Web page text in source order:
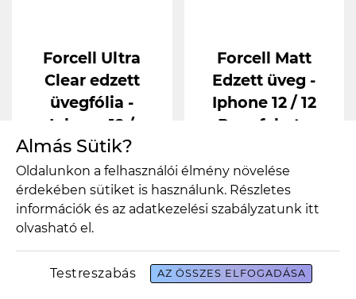
Forcell Ultra
Clear edzett
üvegfólia -
Iphone 12 /
Iphone 12 Pro
(fekete)
Webshop ár 4.490 Ft
részletek
Forcell Matt
Edzett üveg -
Iphone 12 / 12
Pro - fekete
részletek
Almás Sütik?
Oldalunkon a felhasználói élmény növelése
érdekében sütiket is használunk. Részletes
információk és az adatkezelési szabályzatunk itt
olvasható el.
Testreszabás AZ ÖSSZES ELFOGADÁSA